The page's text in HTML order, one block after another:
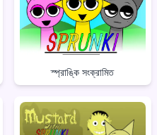
স্প্রাঙ্কি সংক্রামিত